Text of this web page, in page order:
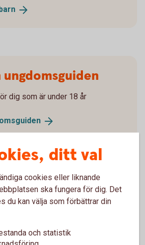
dig som är under 18 år
Skaffa dig ekonomiskt
under graviditeten,
tiden närmast efter.
ditt val
cookies eller liknande
ska fungera för dig. Det
du kan välja som förbättrar din
och statistik